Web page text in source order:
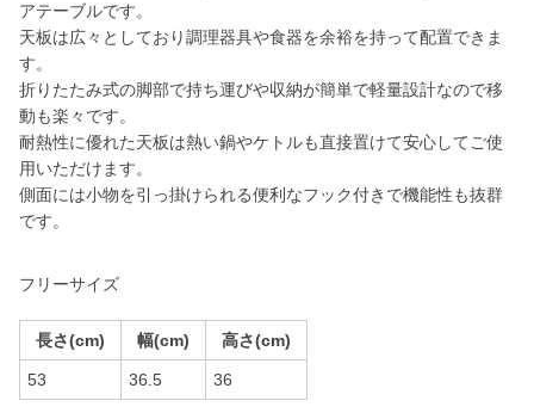
アテーブルです。
天板は広々としており調理器具や食器を余裕を持って配置できま
す。
折りたたみ式の脚部で持ち運びや収納が簡単で軽量設計なので移
動も楽々です。
耐熱性に優れた天板は熱い鍋やケトルも直接置けて安心してご使
用いただけます。
側面には小物を引っ掛けられる便利なフック付きで機能性も抜群
です。
フリーサイズ
長さ(cm) 幅(cm) 高さ(cm)
53 36.5 36